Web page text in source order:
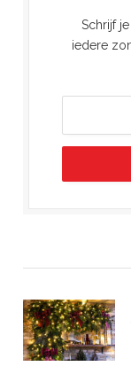
Schrijf
iedere